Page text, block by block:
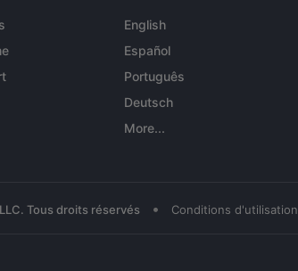
English
Español
Português
Deutsch
More...
Tous droits réservés • Conditions d'utilisation